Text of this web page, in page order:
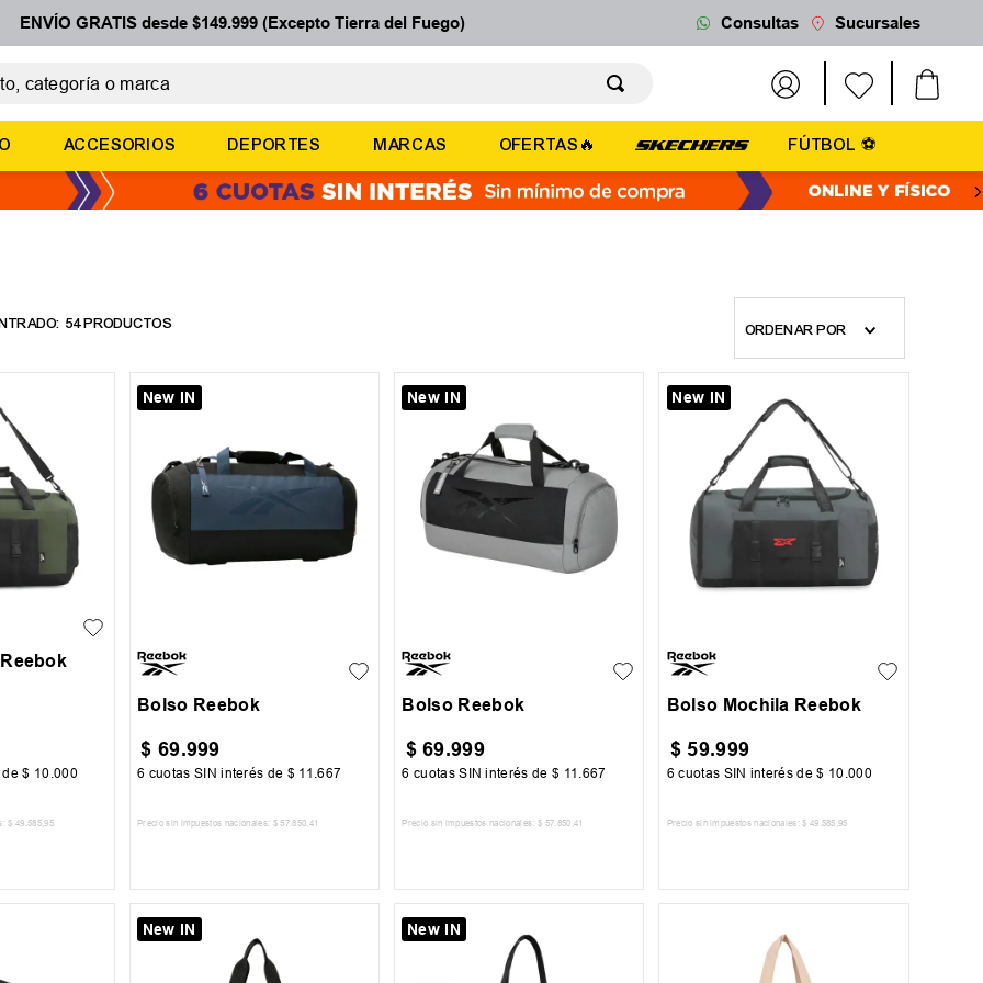
ENVÍO GRATIS desde $149.999 (Excepto Tierra del Fuego) Consultas Sucursales
ACCESORIOS DEPORTES MARCAS OFERTAS🔥 FÚTBOL ⚽
54PRODUCTOS ORDENAR POR
de$ 10 .000
$ 49 .585,95
New IN
Bolso Reebok
$ 69.999
6 cuotas SIN interés de $ 11 .667
Precio sin impuestos nacionales: $ 57.850,41
New IN
Bolso Reebok
$ 69.999
6 cuotas SIN interés de$ 11 .667
Precio sin impuestos nacionales: $ 57.850 ,41
New IN
Bolso Mochila Reebok
$ 59.999
6 cuotas SIN interés de$ 10 .000
Precio sin impuestos nacionales: $ 49 .585 ,95
New IN New IN
MÁS BUSCADOS
zapatillas
zapatillas adidas